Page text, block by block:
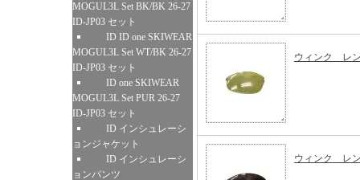
MOGUL3L Set BK/BK 26-27
ID-JP03 セット
ID ID one SKIWEAR
MOGUL3L Set WT/BK 26-27
ID-JP03 セット
ID one SKIWEAR
MOGUL3L Set PUR 26-27
ID-JP03 セット
ID インシュレーシ
ョンジャケット
ID インシュレーシ
ョンパンツ
ウィンク レ
ウィンク レ